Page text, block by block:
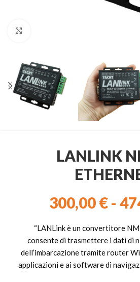
LANLINK
300,00€ -
“LANLink è un convertitore
consente di trasmettere i dati di
dell’imbarcazione tramite router
applicazioni e ai software di